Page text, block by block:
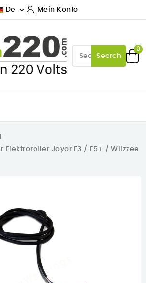
De  Mein Konto
Search
0
Elektroroller Joyor F3 / F5+ / Wiizzee